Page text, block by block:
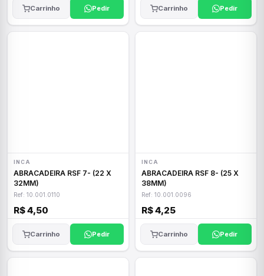
Carrinho Pedir Carrinho Pedir
INCA
ABRACADEIRA RSF 7- (22 X
32MM)
Ref: 10.001.0110
R$ 4,50
Carrinho Pedir
INCA
ABRACADEIRA RSF 8- (25 X
38MM)
Ref: 10.001.0096
R$ 4,25
Carrinho Pedir